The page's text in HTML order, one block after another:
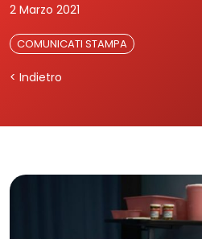
2 Marzo 2021
COMUNICATI STAMPA
< Indietro